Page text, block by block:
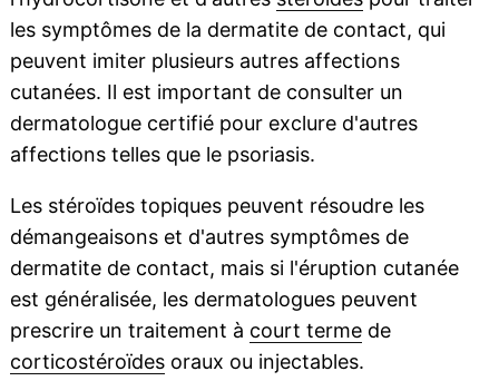
les symptômes de la dermatite de contact, qui
peuvent imiter plusieurs autres affections
cutanées. Il est important de consulter un
dermatologue certifié pour exclure d'autres
affections telles que le psoriasis.
Les stéroïdes topiques peuvent résoudre les
démangeaisons et d'autres symptômes de
dermatite de contact, mais si l'éruption cutanée
est généralisée, les dermatologues peuvent
prescrire un traitement à court termede
corticostéroïdesoraux ou injectables.